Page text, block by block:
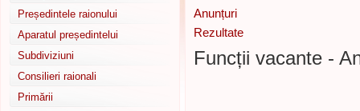
Președintele raionului
Aparatul președintelui
Subdiviziuni
Consilieri raionali
Primării
Anunțuri
Rezultate
Funcții vacante -